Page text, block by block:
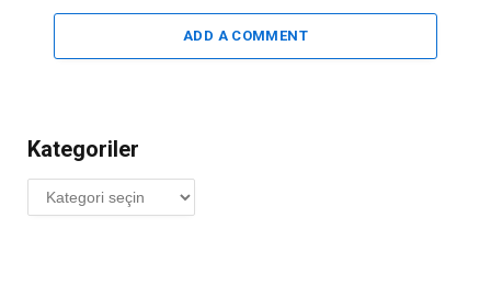
ADD A COMMENT
Kategoriler
Kategoriler